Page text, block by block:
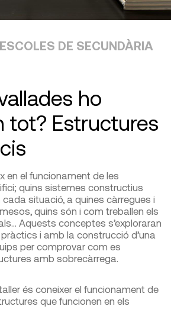
DE SECUNDÀRIA
ho
tot? Estructures
en el funcionament de les
quins sistemes constructius
situació, a quines càrregues i
quins són i com treballen els
Aquests conceptes s’exploraran
i amb la construcció d’una
per comprovar com es
amb sobrecàrrega.
és coneixer el funcionament de
que funcionen en els